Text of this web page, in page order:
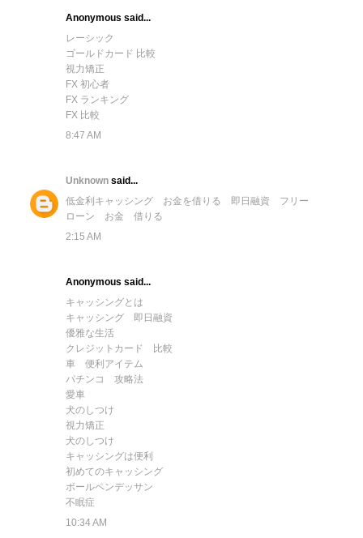
Anonymous said...
レーシック
ゴールドカード 比較
視力矯正
FX 初心者
FX ランキング
FX 比較
8:47 AM
Unknown said...
低金利キャッシング
お金を借りる 即日融資
フリー
ローン
お金 借りる
2:15 AM
Anonymous said...
キャッシングとは
キャッシング 即日融資
優雅な生活
クレジットカード 比較
車 便利アイテム
パチンコ 攻略法
愛車
犬のしつけ
視力矯正
犬のしつけ
キャッシングは便利
初めてのキャッシング
ボールペンデッサン
不眠症
10:34 AM